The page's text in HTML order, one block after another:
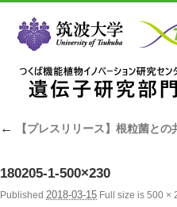
← 【プレスリリース】根粒菌と
180205-1-500×230
Published 2018-03-15 Full size is 500 ×